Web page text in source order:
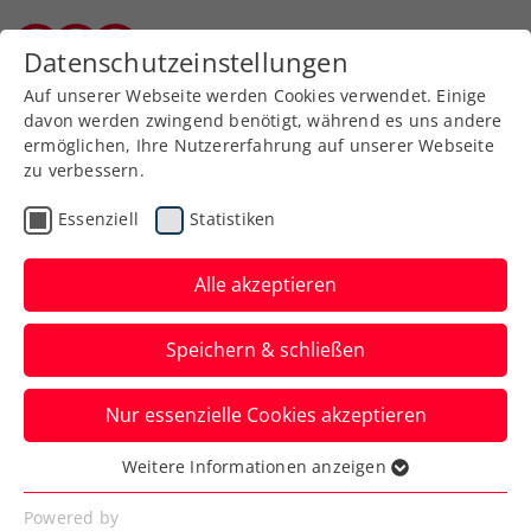
Zurück zur Newsübersicht
Turniere
Wimbledon-Sieger Freitag
kehrt auch von U14-EM
mit Edelmetall heim
Das ÖTV-Talent holt in Most (Tschechien)
im Einzel und im Doppel mit Jakob
Mittermayr jeweils die Bronzemedaille.
Verfasst von: Manuel Wachta, 28.07.2025
Datenschutzeinstellungen
Auf unserer Webseite werden Cookies verwendet. Einige
davon werden zwingend benötigt, während es uns andere
ermöglichen, Ihre Nutzererfahrung auf unserer Webseite
zu verbessern.
Essenziell Statistiken
Alle akzeptieren
Speichern & schließen
Nur essenzielle Cookies akzeptieren
Essenziell
Essenzielle Cookies werden für grundlegende
Weitere Informationen anzeigen
Powered by